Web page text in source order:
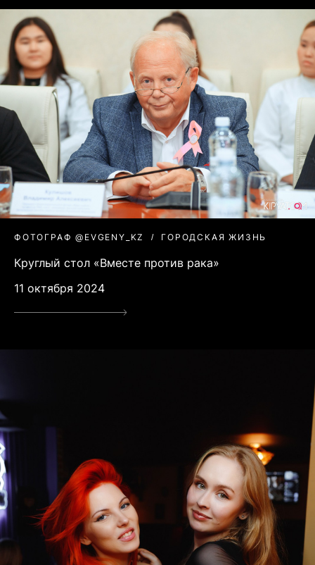
ФОТОГРАФ @EVGENY_KZ ГОРОДСКАЯ ЖИЗНЬ
Круглый стол «Вместе против рака»
11 октября 2024